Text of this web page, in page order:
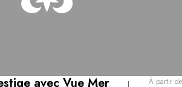
avec Vue Mer À partir de